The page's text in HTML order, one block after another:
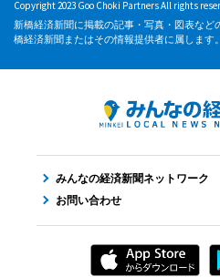
Copyright 2023 Goo Choki Partners All rights
新橋経済新聞に掲載の記事・写真・図表など
橋経済新聞またはその情報提供者に属します。
みんなの経済新聞ネットワーク
お問い合わせ